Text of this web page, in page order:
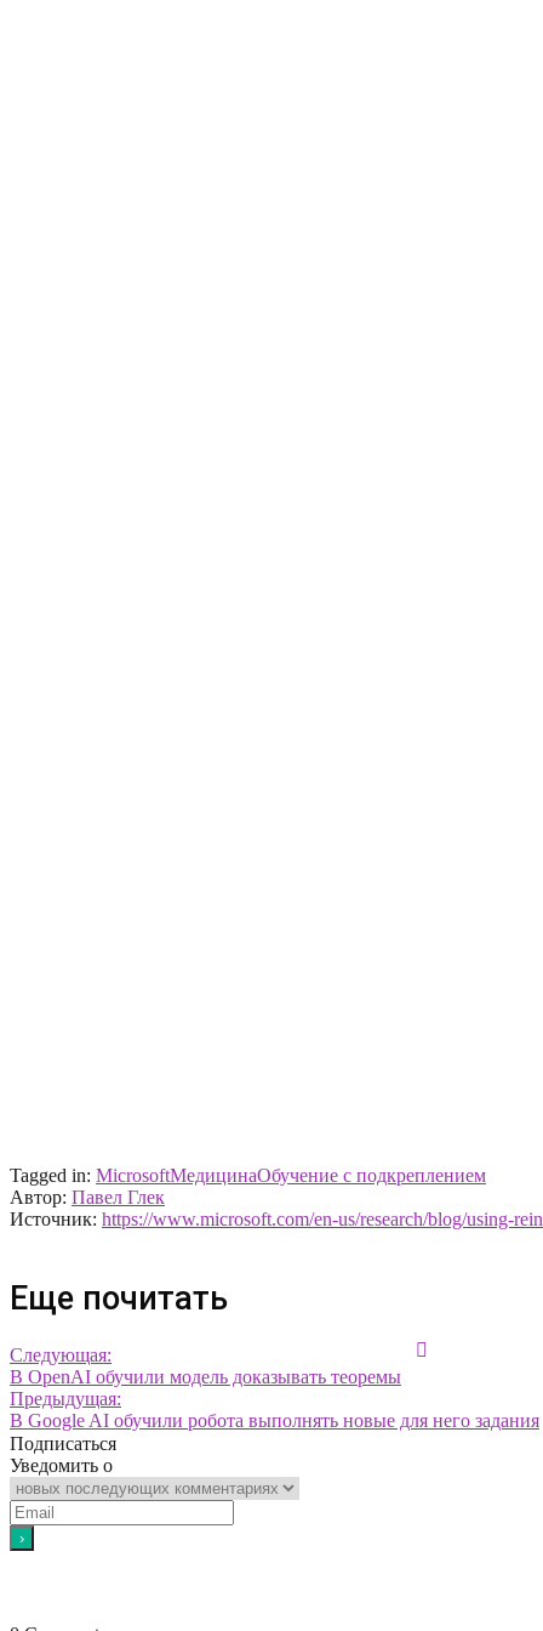
Tagged in: MicrosoftМедицинаОбучение с подкреплением
Автор: Павел Глек
Источник: https://www.microsoft.com/en-us/research/blog/using-
Еще почитать
Следующая:
В OpenAI обучили модель доказывать теоремы
Предыдущая:
В Google AI обучили робота выполнять новые для него задания
Подписаться
Уведомить о